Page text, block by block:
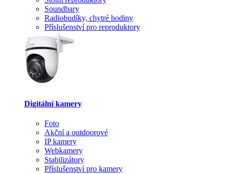
Soundbary
Radiobudíky, chytré hodiny
Příslušenství pro reproduktory
Digitální kamery
Foto
Akční a outdoorové
IP kamery
Webkamery
Stabilizátory
Příslušenství pro kamery